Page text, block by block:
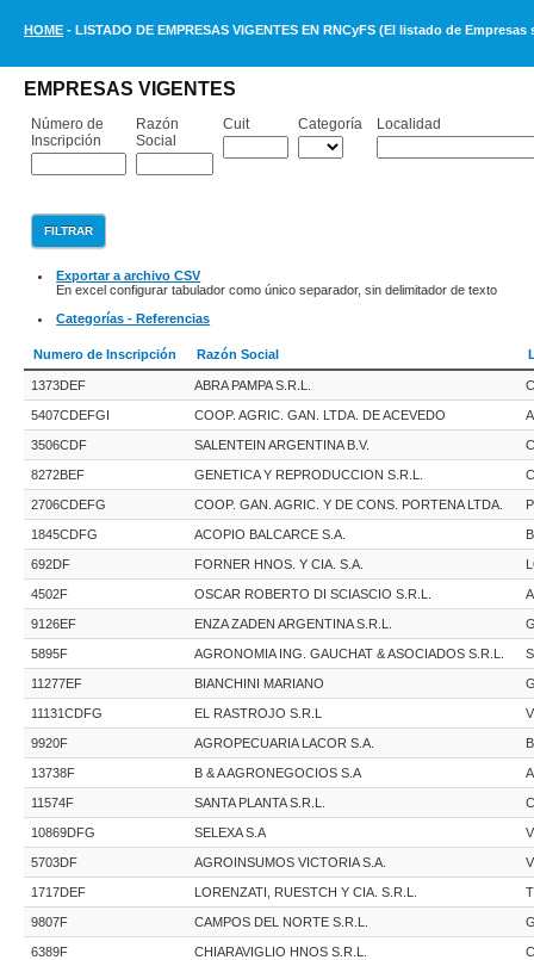
HOME - LISTADO DE EMPRESAS VIGENTES EN RNCyFS (El listado de
EMPRESAS VIGENTES
Número de
Inscripción
Razón
Social
Cuit Categoría Localidad
Exportar a archivo CSV
En excel configurar tabulador como único separador, sin delimitador de texto
Categorías - Referencias
Numero de Inscripción Razón Social
1373DEF ABRA PAMPA S.R.L.
5407CDEFGI COOP. AGRIC. GAN. LTDA. DE ACEVEDO
3506CDF SALENTEIN ARGENTINA B.V.
8272BEF GENETICA Y REPRODUCCION S.R.L.
2706CDEFG COOP. GAN. AGRIC. Y DE CONS. PORTENA LTDA.
1845CDFG ACOPIO BALCARCE S.A.
692DF FORNER HNOS. Y CIA. S.A.
4502F OSCAR ROBERTO DI SCIASCIO S.R.L.
9126EF ENZA ZADEN ARGENTINA S.R.L.
5895F AGRONOMIA ING. GAUCHAT & ASOCIADOS S.R.L.
11277EF BIANCHINI MARIANO
11131CDFG EL RASTROJO S.R.L
9920F AGROPECUARIA LACOR S.A.
13738F B & A AGRONEGOCIOS S.A
11574F SANTA PLANTA S.R.L.
10869DFG SELEXA S.A
5703DF AGROINSUMOS VICTORIA S.A.
1717DEF LORENZATI, RUESTCH Y CIA. S.R.L.
9807F CAMPOS DEL NORTE S.R.L.
6389F CHIARAVIGLIO HNOS S.R.L.